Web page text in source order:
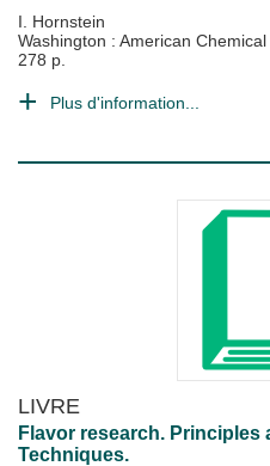
I. Hornstein
Washington : American
278 p.
Plus d'information...
LIVRE
Flavor research. Principles
Techniques.